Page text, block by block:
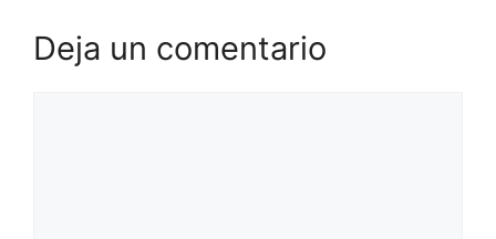
Deja un comentario